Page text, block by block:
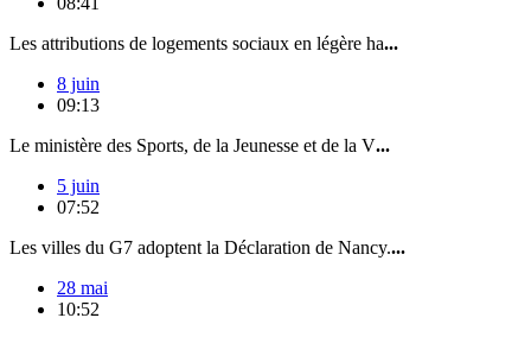
Les attributions de logements sociaux en légère ha...
8 juin
09:13
Le ministère des Sports, de la Jeunesse et de la V...
5 juin
07:52
Les villes du G7 adoptent la Déclaration de Nancy....
28 mai
10:52